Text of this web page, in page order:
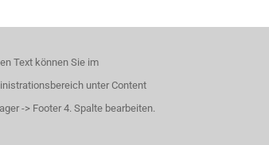
Text können Sie im
unter Content
-> Footer 4. Spalte bearbeiten.